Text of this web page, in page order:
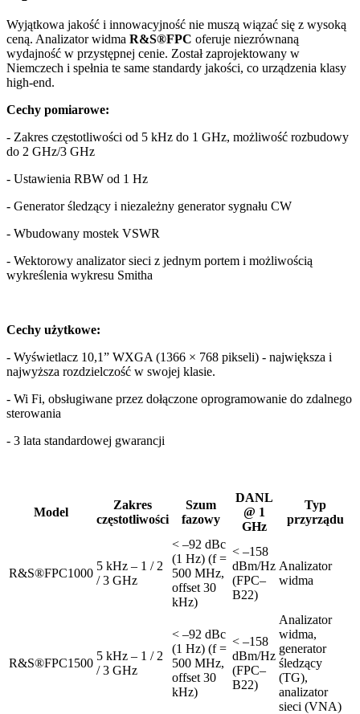
Wyjątkowa jakość i innowacyjność nie muszą wiązać się z wysoką
ceną. Analizator widma R&S®FPC oferuje niezrównaną
wydajność w przystępnej cenie. Został zaprojektowany w
Niemczech i spełnia te same standardy jakości, co urządzenia klasy
high-end.
Cechy pomiarowe:
- Zakres częstotliwości od 5 kHz do 1 GHz, możliwość rozbudowy
do 2 GHz/3 GHz
- Ustawienia RBW od 1 Hz
- Generator śledzący i niezależny generator sygnału CW
- Wbudowany mostek VSWR
- Wektorowy analizator sieci z jednym portem i możliwością
wykreślenia wykresu Smitha
Cechy użytkowe:
- Wyświetlacz 10,1” WXGA (1366 × 768 pikseli) - największa i
najwyższa rozdzielczość w swojej klasie.
- Wi Fi, obsługiwane przez dołączone oprogramowanie do zdalnego
sterowania
- 3 lata standardowej gwarancji
Model
Zakres
częstotliwości
Szum
fazowy
DANL
@ 1
GHz
Typ
przyrządu
R&S®FPC1000
5 kHz – 1 / 2
/ 3 GHz
< –92 dBc
(1 Hz) (f =
500 MHz,
offset 30
kHz)
< –158
dBm/Hz
(FPC–
B22)
Analizator
widma
R&S®FPC1500
5 kHz – 1 / 2
/ 3 GHz
< –92 dBc
(1 Hz) (f =
500 MHz,
offset 30
kHz)
< –158
dBm/Hz
(FPC–
B22)
Analizator
widma,
generator
śledzący
(TG),
analizator
sieci (VNA)